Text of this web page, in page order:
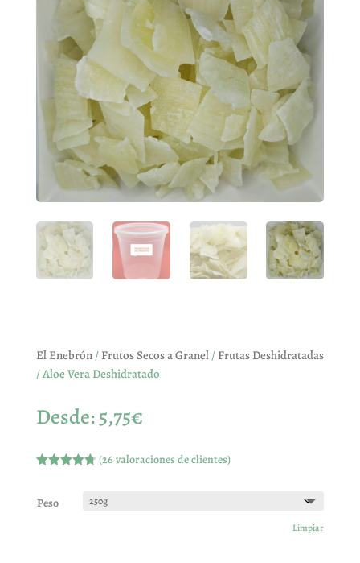
El Enebrón/ Frutos Secos a Granel/ Frutas Deshidratadas
/ Aloe Vera Deshidratado
Desde:5,75€
de 5 en
base a
(26 valoraciones de clientes)
Peso
Limpiar